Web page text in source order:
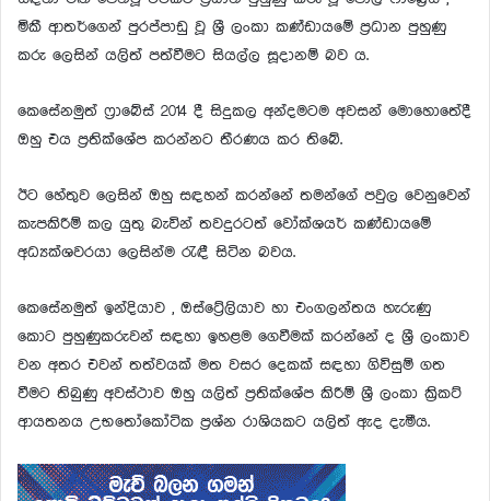
මිකී ආතර්ගෙන් පුරප්පාඩු වූ ශ්‍රී ලංකා කණ්ඩායමේ ප්‍රධාන පුහුණු
කරු ලෙසින් යලිත් පත්වීමට සියල්ල සූදානම් බව ය.
කෙසේනමුත් ෆ්‍රාබේස් 2014 දී සිදුකල අන්දමටම අවසන් මොහොතේදී
ඔහු එය ප්‍රතික්ශේප කරන්නට තීරණය කර තිබේ.
ඊට හේතුව ලෙසින් ඔහු සඳහන් කරන්නේ තමන්ගේ පවුල වෙනුවෙන්
කැපකිරීම් කල යුතු බැවින් තවදුරටත් වෝක්ශයර් කණ්ඩායමේ
අධ්‍යක්ශවරයා ලෙසින්ම රැඳී සිටින බවය.
කෙසේනමුත් ඉන්දියාව , ඔස්ට්‍රේලියාව හා එංගලන්තය හැරුණු
කොට පුහුණුකරුවන් සඳහා ඉහළම ගෙවීමක් කරන්නේ ද ශ්‍රී ලංකාව
වන අතර එවන් තත්වයක් මත වසර දෙකක් සඳහා ගිවිසුම් ගත
වීමට තිබුණු අවස්ථාව ඔහු යලිත් ප්‍රතික්ශේප කිරීම් ශ්‍රී ලංකා ක්‍රිකට්
ආයතනය උභතෝකෝටික ප්‍රශ්න රාශියකට යලිත් ඇද දැමීය.